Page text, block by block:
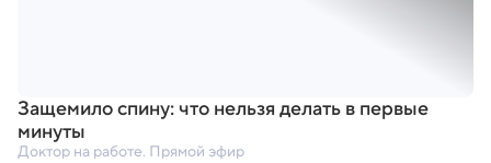
Защемило спину: что нельзя делать в первые
минуты
Доктор на работе. Прямой эфир